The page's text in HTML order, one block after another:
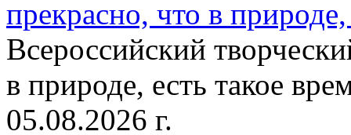
прекрасно, что в
Всероссийский
в природе, есть такое
05.08.2026 г.